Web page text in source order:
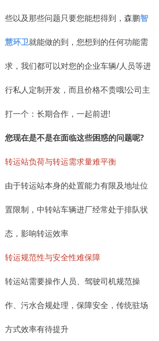
些以及那些问题只要您能想得到，森鹏智
慧环卫就能做的到，您想到的任何功能需
求，我们都可以对您的企业车辆/人员等进
行私人定制开发，而且价格不贵哦!公司主
打一个：长期合作，一起前进!
您现在是不是在面临这些困惑的问题呢?
转运站负荷与转运需求量难平衡
由于转运站本身的处置能力有限及地址位
置限制，中转站车辆进厂经常处于排队状
态，影响转运效率
转运规范性与安全性难保障
转运站需要操作人员、驾驶司机规范操
作、污水合规处理，保障安全，传统驻场
方式效率有待提升